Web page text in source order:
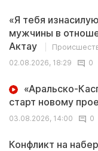
«Я тебя
мужчины в
Актау
02.08.2026, 18:29
0
«Аральско-
старт новому
03.08.2026, 14:00
0
Конфликт на